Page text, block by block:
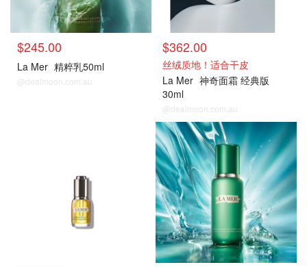
$245.00
La Mer 精粹乳50ml
@dealmoon.com.au
$362.00
丝绒质地！适合干皮
La Mer 神奇面霜 经典版
30ml
@dealmoon.com.au
热门单品